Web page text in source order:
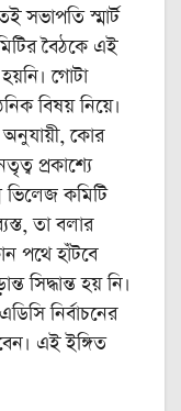
সভাপতি স্মার্ট
বৈঠকে এই
গোটা
বিষয় নিয়ে।
কোর
প্রকাশ্যে
ভিলেজ কমিটি
তা বলার
পথে হাঁটবে
সিদ্ধান্ত হয় নি।
নির্বাচনের
এই ইঙ্গিত